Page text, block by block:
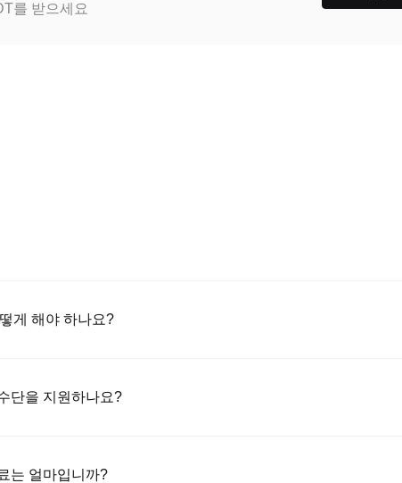
를 받으세요
게 해야 하나요?
증을 완료하세요. 이 과정은 보통 24~48시간 소요됩니다.
단을 지원하나요?
형 견적 포함).
는 얼마입니까?